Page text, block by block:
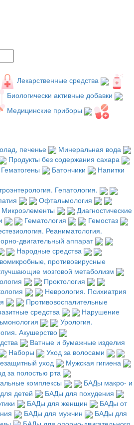
Лекарственные средства
Биологически активные добавки
Медицинские приборы
печенье
Минеральная вода
Продукты без содержания сахара
Гематогены Батончики
Напитки
Гепатология.
Офтальмология
Диагностические
Гематология
Гемостаз
Реаниматология.
двигательный аппарат
Народные средства
противовирусные
мозговой метаболизм
Проктология
Неврология. Психиатрия
Противовоспалительные
средства
Нарушение
Урология.
Акушерство
Ватные и бумажные изделия
Наборы
Уход за волосами
уход
Мужская гигиена
за полостью рта
комплексы
БАДы макро- и
детей
БАДы для похудения
БАДы для женщин
БАДы от
БАДы для мужчин
БАДы для